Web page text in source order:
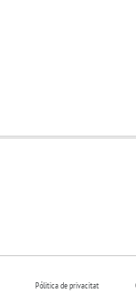
Pólitica de privacitat